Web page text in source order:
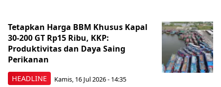
HEADLINE
Tetapkan Harga BBM Khusus Kapal
30-200 GT Rp15 Ribu, KKP:
Produktivitas dan Daya Saing
Perikanan
Kamis, 16 Jul 2026 - 14:35